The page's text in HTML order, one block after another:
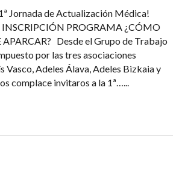
Jornada de Actualización Médica!
PROGRAMA ¿CÓMO
APARCAR? Desde el Grupo de Trabajo
por las tres asociaciones
Vasco, Adeles Álava, Adeles Bizkaia y
complace invitaros a la 1ª…...